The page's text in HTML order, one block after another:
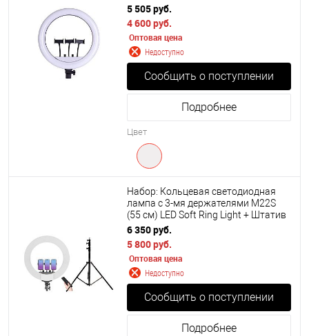
5 505 руб.
4 600 руб.
Оптовая цена
Недоступно
Сообщить о поступлении
Подробнее
Цвет
Набор: Кольцевая светодиодная
лампа с 3-мя держателями M22S
(55 см) LED Soft Ring Light + Штатив
210 см.
6 350 руб.
5 800 руб.
Оптовая цена
Недоступно
Сообщить о поступлении
Подробнее